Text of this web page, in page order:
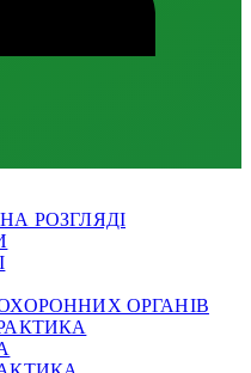
РОЗГЛЯДІ
ОРГАНІВ